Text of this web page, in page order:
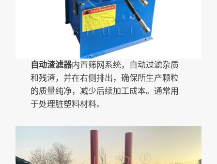
自动渣滤器内置筛网系统，自动过滤杂质
和残渣，并在右侧排出，确保所生产颗粒
的质量纯净，减少后续加工成本。通常用
于处理脏塑料材料。